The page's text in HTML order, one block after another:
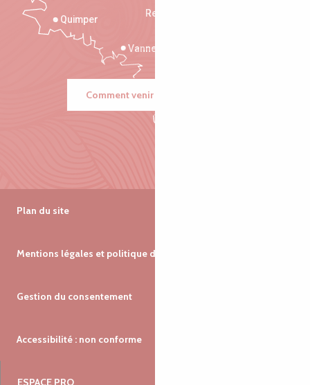
Rennes
Vannes
Quimper
Comment venir ?
Plan du site
Mentions légales et politique de confidentialité
Gestion du consentement
Accessibilité : non conforme
ESPACE PRO